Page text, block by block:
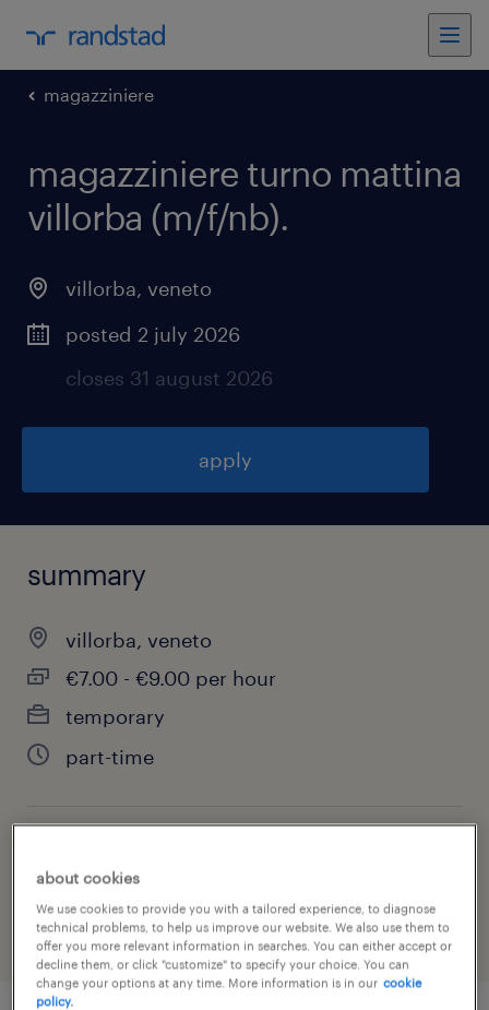
magazziniere
magazziniere turno mattina
villorba (m/f/nb).
villorba, veneto
posted 2 july 2026
closes 31 august 2026
apply
summary
villorba, veneto
€7.00 - €9.00 per hour
temporary
part-time
warehousing & distribution
about cookies
We use cookies to provide you with a tailored experience, to diagnose
technical problems, to help us improve our website. We also use them to
offer you more relevant information in searches. You can either accept or
decline them, or click "customize" to specify your choice. You can
change your options at any time. More information is in our cookie
policy.